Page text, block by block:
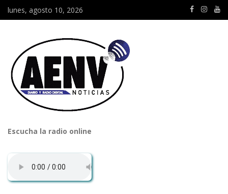
lunes, agosto 10, 2026
Escucha la radio online